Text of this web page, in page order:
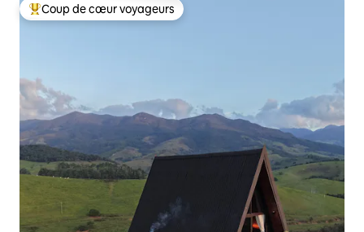
Coup de cœur voyageurs parmi les plus aimés
Coup de cœur voyageurs